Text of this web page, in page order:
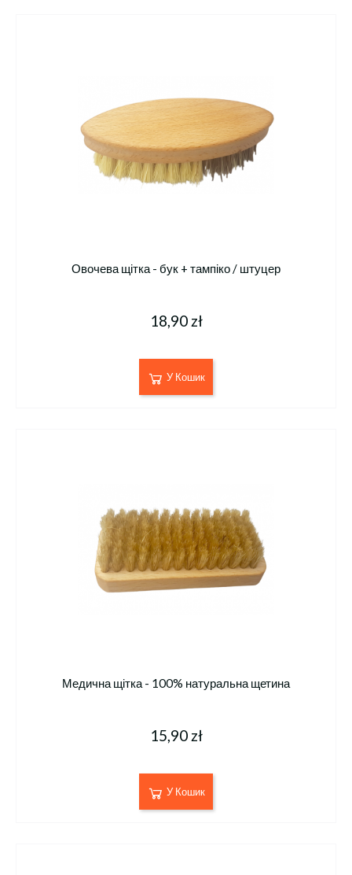
Овочева щітка - бук + тампіко / штуцер
18,90 zł
У Кошик
Медична щітка - 100% натуральна щетина
15,90 zł
У Кошик